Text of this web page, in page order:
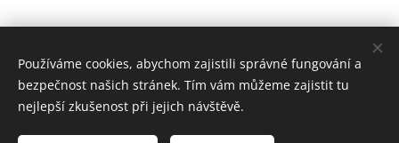
Apoštolský exarchát řeckokatolické
církve v ČR 2019
Cookies
Používáme cookies, abychom zajistili správné fungování a
bezpečnost našich stránek. Tím vám můžeme zajistit tu
nejlepší zkušenost při jejich návštěvě.